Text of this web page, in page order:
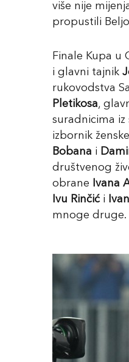
više nije
propustili
Finale Kupa u
i glavni tajnik
rukovodstva
Pletikosa,
suradnicima
izbornik
Bobana i
društvenog
obrane
Ivana
Ivu Rinčići
mnoge druge.